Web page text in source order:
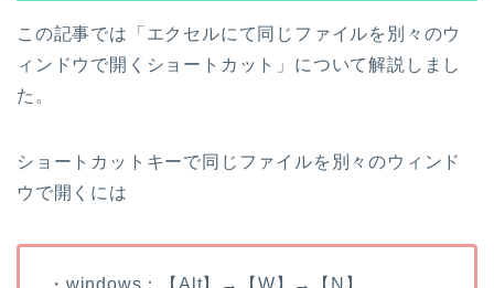
この記事では「エクセルにて同じファイルを別々のウ
ィンドウで開くショートカット」について解説しまし
た。
ショートカットキーで同じファイルを別々のウィンド
ウで開くには